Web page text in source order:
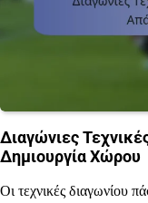
Διαγώνιες
Δημιουργία Χώρου
Οι τεχνικές διαγωνίου